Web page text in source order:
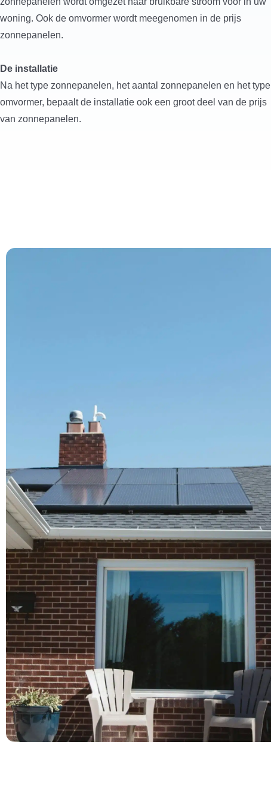
woning. Ook de omvormer wordt meegenomen in de prijs
zonnepanelen.
De installatie
Na het type zonnepanelen, het aantal zonnepanelen en het type
omvormer, bepaalt de installatie ook een groot deel van de prijs
van zonnepanelen.